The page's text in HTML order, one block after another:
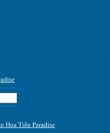
Hoa Tiên Paradise